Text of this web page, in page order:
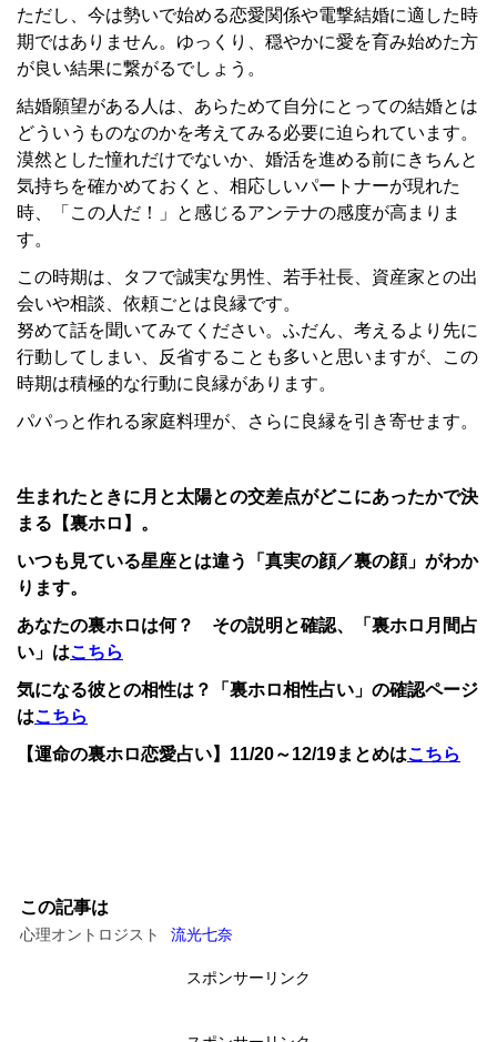
ただし、今は勢いで始める恋愛関係や電撃結婚に適した時
期ではありません。ゆっくり、穏やかに愛を育み始めた方
が良い結果に繋がるでしょう。
結婚願望がある人は、あらためて自分にとっての結婚とは
どういうものなのかを考えてみる必要に迫られています。
漠然とした憧れだけでないか、婚活を進める前にきちんと
気持ちを確かめておくと、相応しいパートナーが現れた
時、「この人だ！」と感じるアンテナの感度が高まりま
す。
この時期は、タフで誠実な男性、若手社長、資産家との出
会いや相談、依頼ごとは良縁です。
努めて話を聞いてみてください。ふだん、考えるより先に
行動してしまい、反省することも多いと思いますが、この
時期は積極的な行動に良縁があります。
パパっと作れる家庭料理が、さらに良縁を引き寄せます。
生まれたときに月と太陽との交差点がどこにあったかで決
まる【裏ホロ】。
いつも見ている星座とは違う「真実の顔／裏の顔」がわか
ります。
あなたの裏ホロは何？ その説明と確認、「裏ホロ月間占
い」はこちら
気になる彼との相性は？「裏ホロ相性占い」の確認ページ
はこちら
【運命の裏ホロ恋愛占い】11/20～12/19まとめはこちら
この記事は
心理オントロジスト 流光七奈
スポンサーリンク